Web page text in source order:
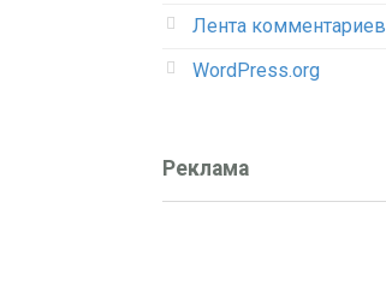
Лента комментариев
WordPress.org
Реклама